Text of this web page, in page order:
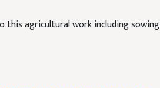
this agricultural work including sowing